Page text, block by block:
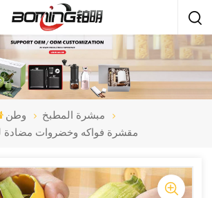
وطن
مبشرة المطبخ
مقشرة فواكه وخضروات مضادة